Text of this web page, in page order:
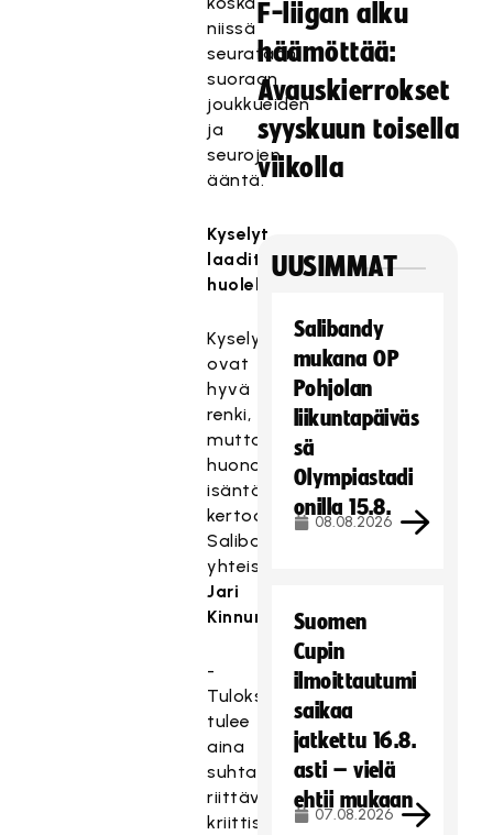
niissä
seurataan
suoraan
joukkueiden
ja
seurojen
ääntä.
Kyselyt
laadittava
huolella
Kyselyt
ovat
hyvä
renki,
mutta
huono
isäntä,
kertoo
Salibandyliiton
yhteiskuntasuhdejohtaja
Jari
Kinnunen
-
Tuloksiin
tulee
aina
suhtautua
riittävällä
kriittisyydellä
F-liigan alku
häämöttää:
Avauskierrokset
syyskuun toisella
viikolla
UUSIMMAT
Salibandy
mukana OP
Pohjolan
liikuntapäiväs
sä
Olympiastadi
onilla 15.8.
08.08.2026
Suomen
Cupin
ilmoittautumi
saikaa
jatkettu 16.8.
asti – vielä
ehtii mukaan
07.08.2026